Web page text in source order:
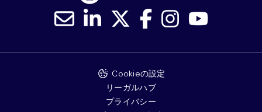
Cookieの設定
リーガルハブ
プライバシー